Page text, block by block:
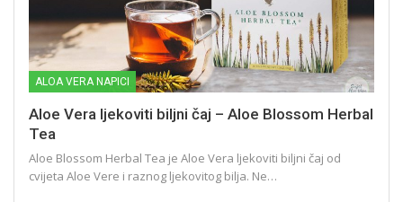
ALOA VERA NAPICI
Aloe Vera ljekoviti biljni čaj – Aloe Blossom Herbal
Tea
Aloe Blossom Herbal Tea je Aloe Vera ljekoviti biljni čaj od
cvijeta Aloe Vere i raznog ljekovitog bilja. Ne…